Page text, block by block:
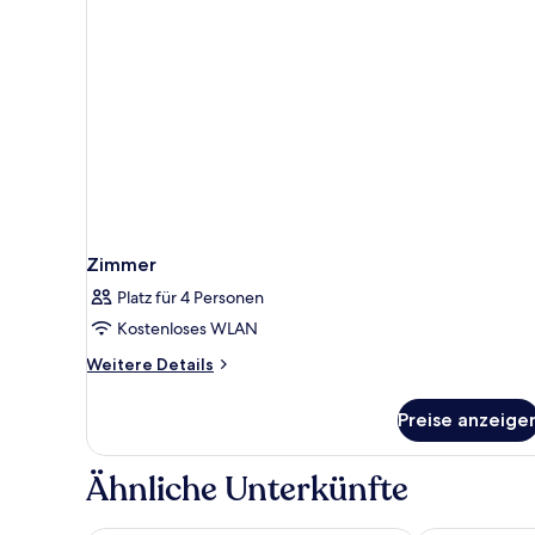
Zimmer
Platz für 4 Personen
Kostenloses WLAN
Weitere Details
Weitere
Preise
Ähnliche Unterkünfte